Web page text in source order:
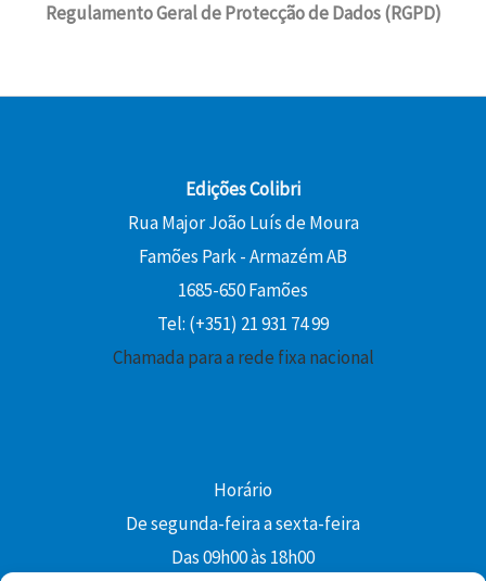
Regulamento Geral de Protecção de Dados (RGPD)
Edições Colibri
Rua Major João Luís de Moura
Famões Park - Armazém AB
1685-650 Famões
Tel: (+351) 21 931 74 99
Chamada para a rede fixa nacional
Horário
De segunda-feira a sexta-feira
Das 09h00 às 18h00